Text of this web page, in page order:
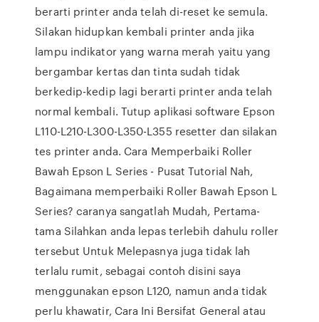
berarti printer anda telah di-reset ke semula.
Silakan hidupkan kembali printer anda jika
lampu indikator yang warna merah yaitu yang
bergambar kertas dan tinta sudah tidak
berkedip-kedip lagi berarti printer anda telah
normal kembali. Tutup aplikasi software Epson
L110-L210-L300-L350-L355 resetter dan silakan
tes printer anda. Cara Memperbaiki Roller
Bawah Epson L Series - Pusat Tutorial Nah,
Bagaimana memperbaiki Roller Bawah Epson L
Series? caranya sangatlah Mudah, Pertama-
tama Silahkan anda lepas terlebih dahulu roller
tersebut Untuk Melepasnya juga tidak lah
terlalu rumit, sebagai contoh disini saya
menggunakan epson L120, namun anda tidak
perlu khawatir, Cara Ini Bersifat General atau